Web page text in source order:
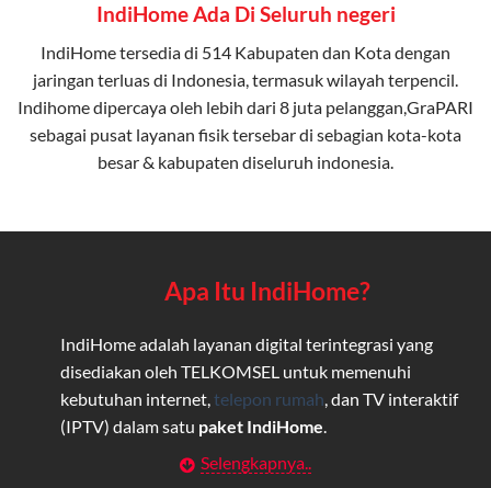
IndiHome Ada Di Seluruh negeri
IndiHome tersedia di 514 Kabupaten dan Kota dengan
jaringan terluas di Indonesia, termasuk wilayah terpencil.
Indihome dipercaya oleh lebih dari 8 juta pelanggan,GraPARI
sebagai pusat layanan fisik tersebar di sebagian kota-kota
besar & kabupaten diseluruh indonesia.
Apa Itu IndiHome?
IndiHome adalah layanan digital terintegrasi yang
disediakan oleh TELKOMSEL untuk memenuhi
kebutuhan internet, telepon rumah , dan TV interaktif
(IPTV) dalam satu paket IndiHome
Layanan Wifi Indihome ini dirancang untuk
Selengkapnya..